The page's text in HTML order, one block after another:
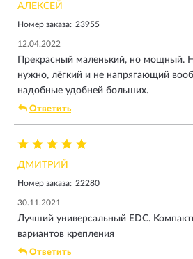
АЛЕКСЕЙ
Номер заказа: 23955
12.04.2022
Прекрасный маленький, но мощный.
нужно, лёгкий и не напрягающий
надобные удобней больших.
Ответить
ДМИТРИЙ
Номер заказа: 22280
30.11.2021
Лучший универсальный EDC.
вариантов крепления
Ответить